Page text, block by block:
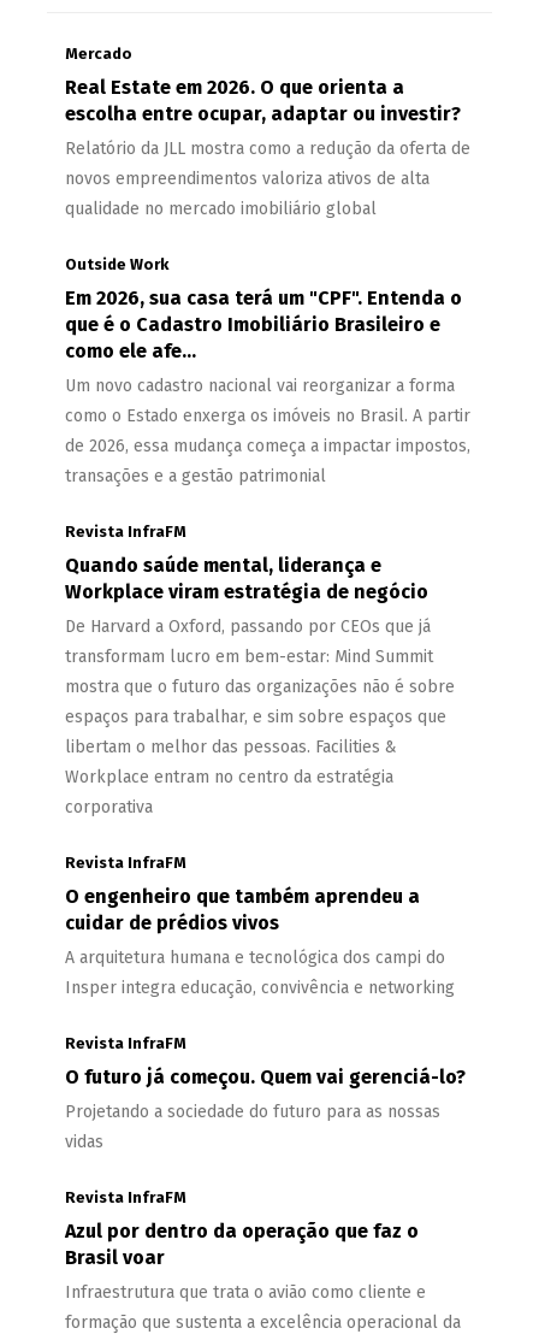
Mercado
Real Estate em 2026. O que orienta a
escolha entre ocupar, adaptar ou investir?
Relatório da JLL mostra como a redução da oferta de
novos empreendimentos valoriza ativos de alta
qualidade no mercado imobiliário global
Outside Work
Em 2026, sua casa terá um "CPF". Entenda o
que é o Cadastro Imobiliário Brasileiro e
como ele afe...
Um novo cadastro nacional vai reorganizar a forma
como o Estado enxerga os imóveis no Brasil. A partir
de 2026, essa mudança começa a impactar impostos,
transações e a gestão patrimonial
Revista InfraFM
Quando saúde mental, liderança e
Workplace viram estratégia de negócio
De Harvard a Oxford, passando por CEOs que já
transformam lucro em bem-estar: Mind Summit
mostra que o futuro das organizações não é sobre
espaços para trabalhar, e sim sobre espaços que
libertam o melhor das pessoas. Facilities &
Workplace entram no centro da estratégia
corporativa
Revista InfraFM
O engenheiro que também aprendeu a
cuidar de prédios vivos
A arquitetura humana e tecnológica dos campi do
Insper integra educação, convivência e networking
Revista InfraFM
O futuro já começou. Quem vai gerenciá-lo?
Projetando a sociedade do futuro para as nossas
vidas
Revista InfraFM
Azul por dentro da operação que faz o
Brasil voar
Infraestrutura que trata o avião como cliente e
formação que sustenta a excelência operacional da